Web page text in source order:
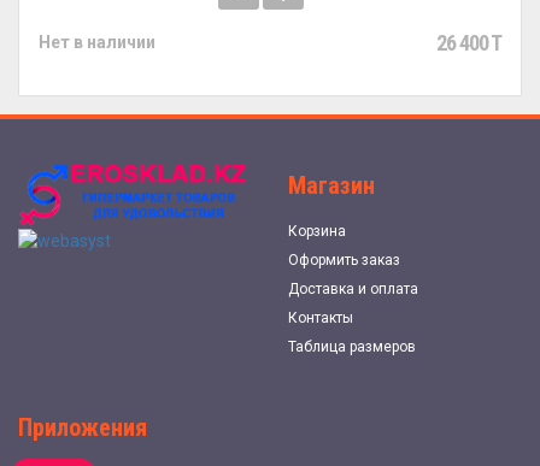
Нет в наличии 26 400 T
Магазин
Корзина
Оформить заказ
Доставка и оплата
Контакты
Таблица размеров
Приложения